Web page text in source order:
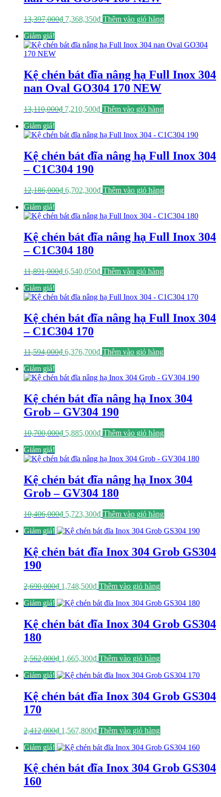
13,397,000₫ Giá
13,397,000₫.
7,368,350₫Giá
là:
Thêm vào giỏ hàng
Giảm giá!
Kệ chén bát đĩa nâng hạ Full Inox 304
nan Oval GO304 170 NEW
13,110,000₫ Giá
13,110,000₫.
7,210,500₫Giá
là:
Thêm vào giỏ hàng
Giảm giá!
Kệ chén bát đĩa nâng hạ Full Inox 304
– C1C304 190
12,186,000₫ Giá
12,186,000₫.
6,702,300₫Giá
là:
Thêm vào giỏ hàng
Giảm giá!
Kệ chén bát đĩa nâng hạ Full Inox 304
– C1C304 180
11,891,000₫ Giá
11,891,000₫.
6,540,050₫Giá
là:
Thêm vào giỏ hàng
Giảm giá!
Kệ chén bát đĩa nâng hạ Full Inox 304
– C1C304 170
11,594,000₫ Giá
11,594,000₫.
6,376,700₫Giá
là:
Thêm vào giỏ hàng
Giảm giá!
Kệ chén bát đĩa nâng hạ Inox 304
Grob – GV304 190
10,700,000₫ Giá
10,700,000₫.
5,885,000₫Giá
là:
Thêm vào giỏ hàng
Giảm giá!
Kệ chén bát đĩa nâng hạ Inox 304
Grob – GV304 180
10,406,000₫ Giá
là:
5,723,300₫Giá
tại
5,723,300₫.
Thêm vào giỏ hàng
Giảm giá!
Kệ chén bát đĩa Inox 304 Grob GS304
190
2,690,000₫ Giá
là:
1,748,500₫Giá
tại
1,748,500₫.
Thêm vào giỏ hàng
Giảm giá!
Kệ chén bát đĩa Inox 304 Grob GS304
180
2,562,000₫ Giá
là:
1,665,300₫Giá
tại
1,665,300₫.
Thêm vào giỏ hàng
Giảm giá!
Kệ chén bát đĩa Inox 304 Grob GS304
170
2,412,000₫ Giá
là:
1,567,800₫Giá
tại
1,567,800₫.
Thêm vào giỏ hàng
Giảm giá!
Kệ chén bát đĩa Inox 304 Grob GS304
160